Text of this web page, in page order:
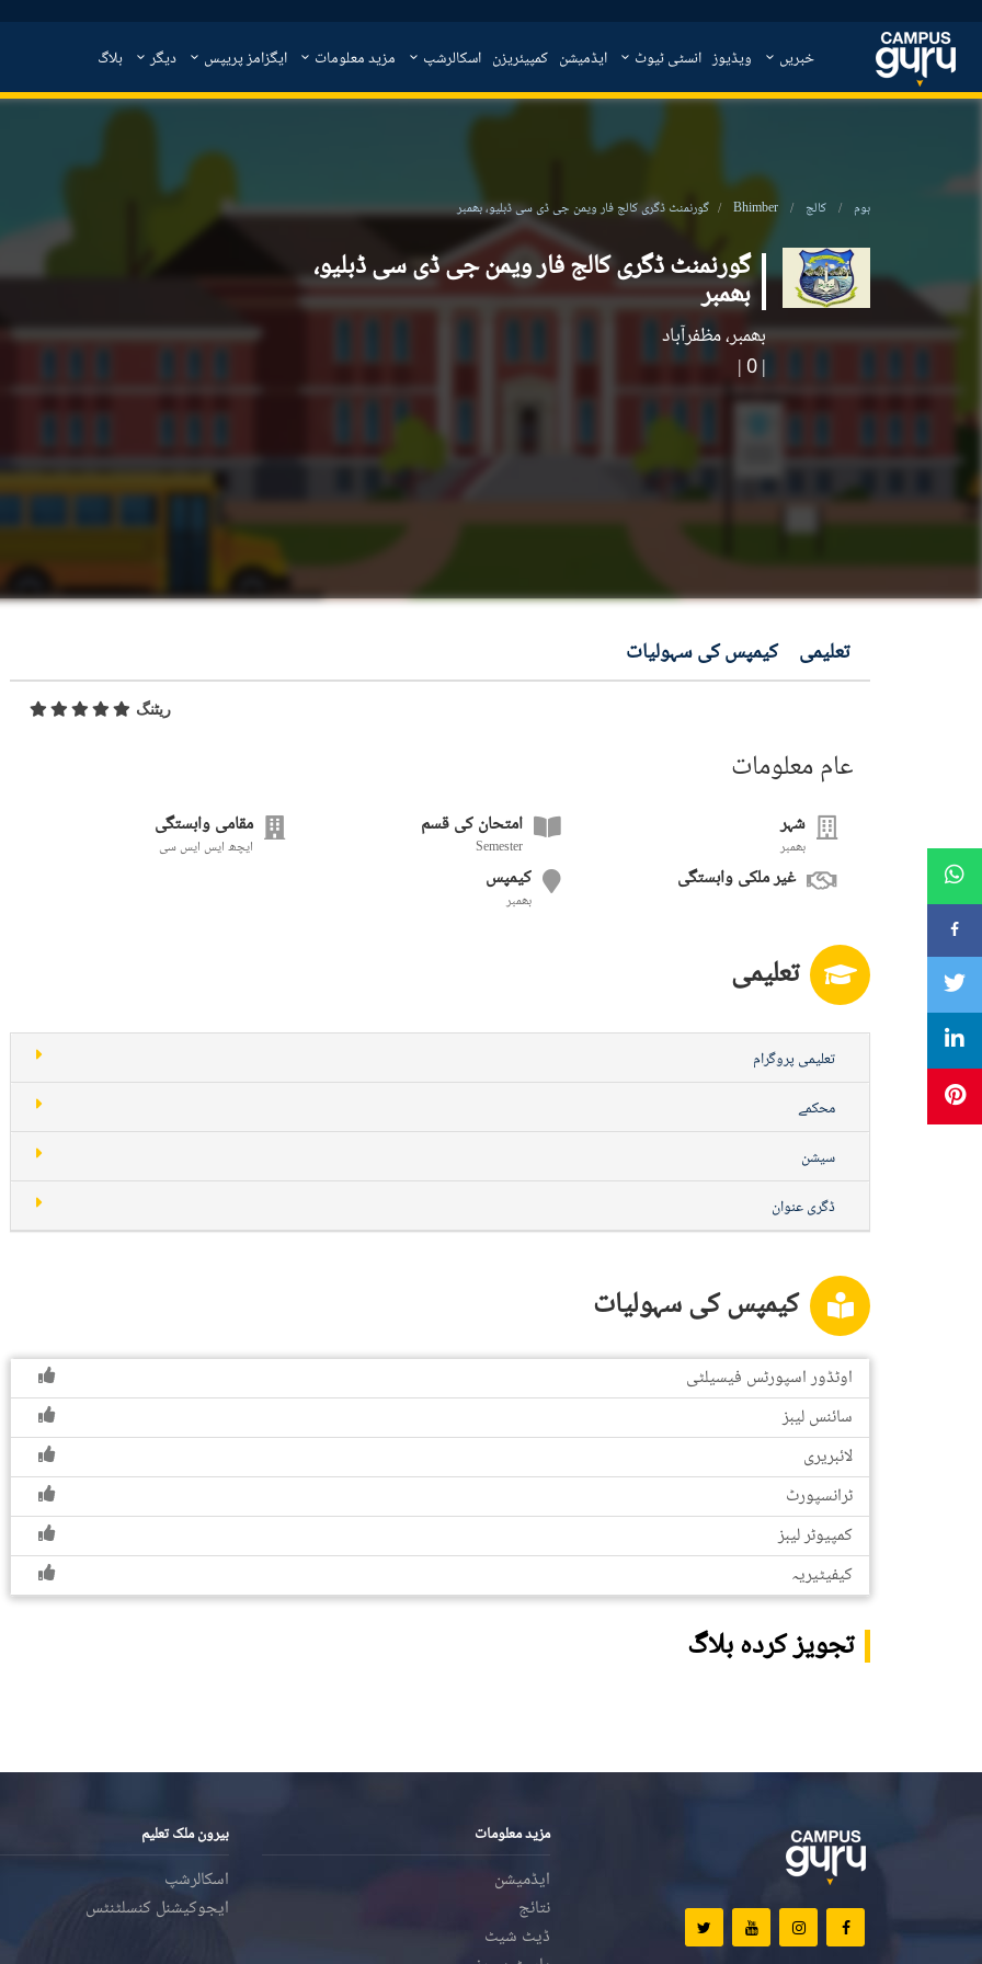
خبریں ویڈیوز انسٹی ٹیوٹ ایڈمیشن کمپیئریزن اسکالرشپ مزید معلومات ایگزامز پریپس دیگر بلاگ
ہوم کالج Bhimber گورنمنٹ ڈگری کالج فار ویمن جی ڈی سی ڈبلیو، بھمبر
گورنمنٹ ڈگری کالج فار ویمن جی ڈی سی ڈبلیو،
بھمبر
بھمبر، مظفرآباد
| 0
|
تعلیمی کیمپس کی سہولیات
ریٹنگ
عام معلومات
شہر
بھمبر
امتحان کی قسم
Semester
مقامی وابستگی
ایچھ ایس ایس سی
غیر ملکی وابستگی کیمپس
بھمبر
تعلیمی
تعلیمی پروگرام
محکمے
سیشن
ڈگری عنوان
کیمپس کی سہولیات
اوٹڈور اسپورٹس فیسیلٹی
سائنس لیبز
لائبریری
ٹرانسپورٹ
کمپیوٹر لیبز
کیفیٹیریہ
تجویز کردہ بلاگ
مزید معلومات
ایڈمیشن
نتائج
ڈیٹ شیٹ
بیرون ملک تعلیم
اسکالرشپ
ایجوکیشنل کنسلٹنٹس